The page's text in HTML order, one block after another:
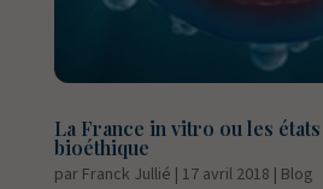
La France in vitro ou les
bioéthique
par Franck Jullié | 17 avril 2018 | Blog